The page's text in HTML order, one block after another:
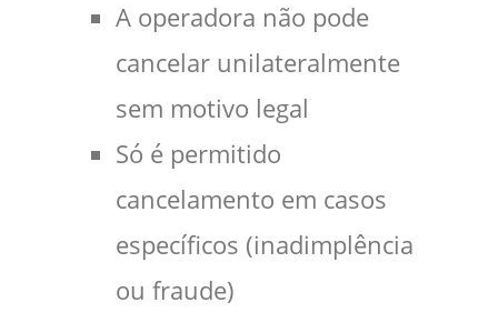
A operadora não pode
cancelar unilateralmente
sem motivo legal
Só é permitido
cancelamento em casos
específicos (inadimplência
ou fraude)